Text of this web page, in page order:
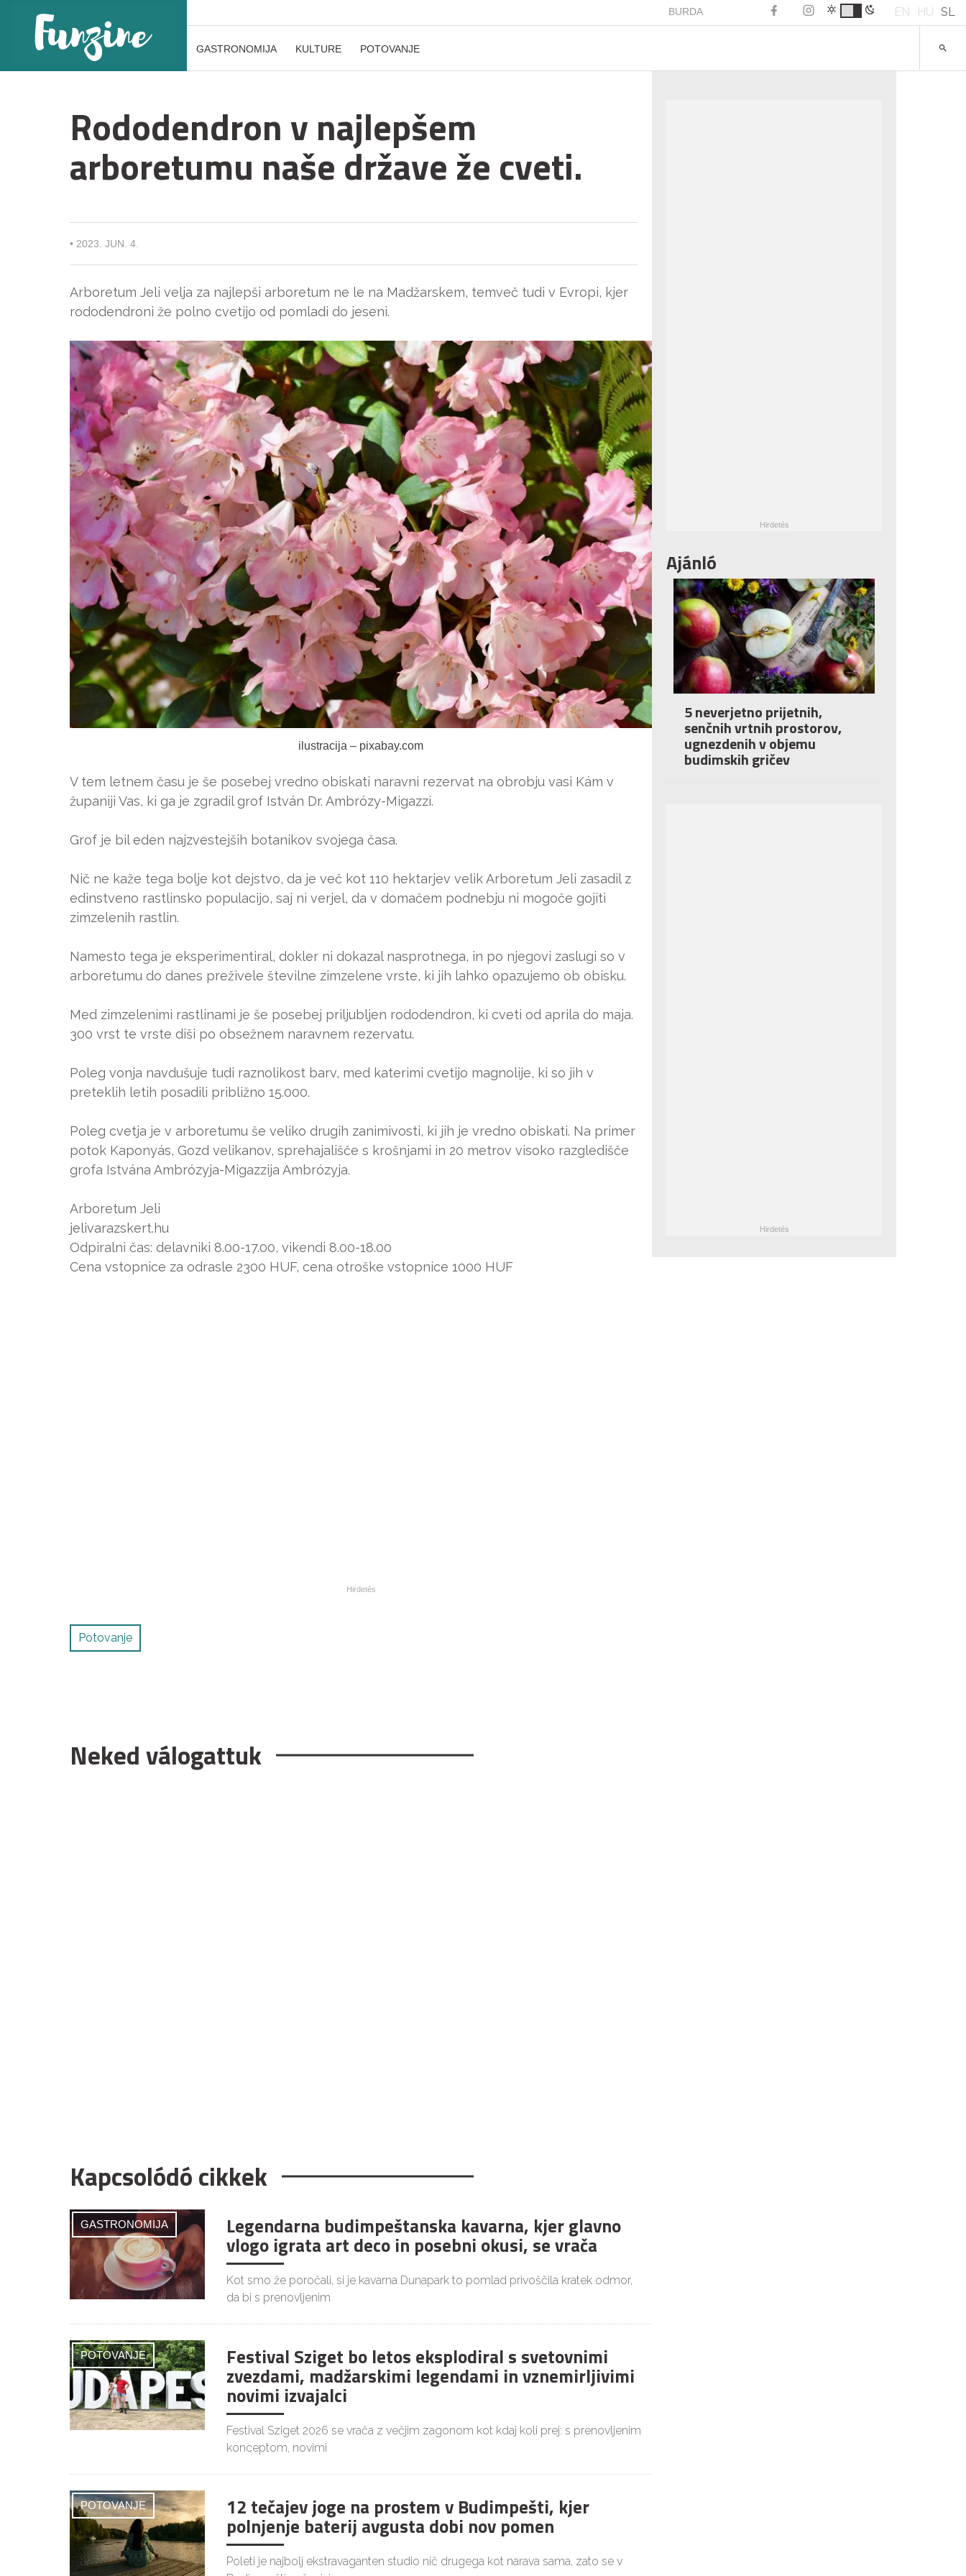
BURDA EN HU SL
GASTRONOMIJA KULTURE POTOVANJE
Rododendron v najlepšem
arboretumu naše države že cveti.
• 2023. JUN. 4.
Arboretum Jeli velja za najlepši arboretum ne le na Madžarskem, temveč tudi v Evropi, kjer
rododendroni že polno cvetijo od pomladi do jeseni.
ilustracija – pixabay.com
V tem letnem času je še posebej vredno obiskati naravni rezervat na obrobju vasi Kám v
županiji Vas, ki ga je zgradil grof István Dr. Ambrózy-Migazzi.
Grof je bil eden najzvestejših botanikov svojega časa.
Nič ne kaže tega bolje kot dejstvo, da je več kot 110 hektarjev velik Arboretum Jeli zasadil z
edinstveno rastlinsko populacijo, saj ni verjel, da v domačem podnebju ni mogoče gojiti
zimzelenih rastlin.
Namesto tega je eksperimentiral, dokler ni dokazal nasprotnega, in po njegovi zaslugi so v
arboretumu do danes preživele številne zimzelene vrste, ki jih lahko opazujemo ob obisku.
Med zimzelenimi rastlinami je še posebej priljubljen rododendron, ki cveti od aprila do maja.
300 vrst te vrste diši po obsežnem naravnem rezervatu.
Poleg vonja navdušuje tudi raznolikost barv, med katerimi cvetijo magnolije, ki so jih v
preteklih letih posadili približno 15.000.
Poleg cvetja je v arboretumu še veliko drugih zanimivosti, ki jih je vredno obiskati. Na primer
potok Kaponyás, Gozd velikanov, sprehajališče s krošnjami in 20 metrov visoko razgledišče
grofa Istvána Ambrózyja-Migazzija Ambrózyja.
Arboretum Jeli
jelivarazskert.hu
Odpiralni čas: delavniki 8.00-17.00, vikendi 8.00-18.00
Cena vstopnice za odrasle 2300 HUF, cena otroške vstopnice 1000 HUF
Potovanje
Neked válogattuk
Kapcsolódó cikkek
GASTRONOMIJA Legendarna budimpeštanska kavarna, kjer glavno
vlogo igrata art deco in posebni okusi, se vrača
Kot smo že poročali, si je kavarna Dunapark to pomlad privoščila kratek odmor,
da bi s prenovljenim
POTOVANJE Festival Sziget bo letos eksplodiral s svetovnimi
zvezdami, madžarskimi legendami in vznemirljivimi
novimi izvajalci
Festival Sziget 2026 se vrača z večjim zagonom kot kdaj koli prej: s prenovljenim
konceptom, novimi
POTOVANJE 12 tečajev joge na prostem v Budimpešti, kjer
polnjenje baterij avgusta dobi nov pomen
Poleti je najbolj ekstravaganten studio nič drugega kot narava sama, zato se v
Ajánló
5 neverjetno prijetnih,
senčnih vrtnih prostorov,
ugnezdenih v objemu
budimskih gričev